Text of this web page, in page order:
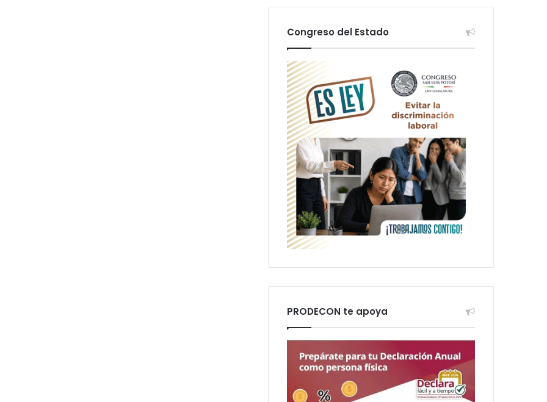
Congreso del Estado
PRODECON te apoya